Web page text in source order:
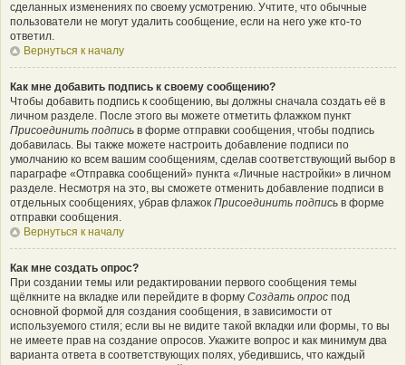
сделанных изменениях по своему усмотрению. Учтите, что обычные
пользователи не могут удалить сообщение, если на него уже кто-то
ответил.
Вернуться к началу
Как мне добавить подпись к своему сообщению?
Чтобы добавить подпись к сообщению, вы должны сначала создать её в
личном разделе. После этого вы можете отметить флажком пункт
Присоединить подпись в форме отправки сообщения, чтобы подпись
добавилась. Вы также можете настроить добавление подписи по
умолчанию ко всем вашим сообщениям, сделав соответствующий выбор в
параграфе «Отправка сообщений» пункта «Личные настройки» в личном
разделе. Несмотря на это, вы сможете отменить добавление подписи в
отдельных сообщениях, убрав флажок Присоединить подпись в форме
отправки сообщения.
Вернуться к началу
Как мне создать опрос?
При создании темы или редактировании первого сообщения темы
щёлкните на вкладке или перейдите в форму Создать опрос под
основной формой для создания сообщения, в зависимости от
используемого стиля; если вы не видите такой вкладки или формы, то вы
не имеете прав на создание опросов. Укажите вопрос и как минимум два
варианта ответа в соответствующих полях, убедившись, что каждый